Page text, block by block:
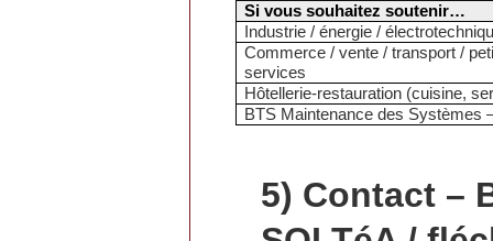
Si vous souhaitez soutenir…
Industrie / énergie /
Commerce / vente / transport /
services
Hôtellerie-restauration (cuisine,
BTS Maintenance des Systèmes
5) Contact –